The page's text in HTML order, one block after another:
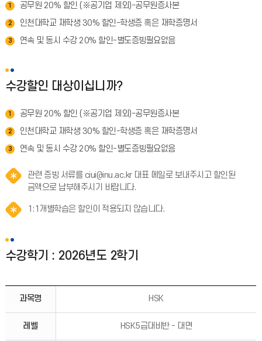
1 공무원 20% 할인 (※공기업 제외)-공무원증사본
2 인천대학교 재학생 30% 할인-학생증 혹은 재학증명서
3 연속 및 동시 수강 20% 할인-별도증빙필요없음
수강할인 대상이십니까?
1 공무원 20% 할인 (※공기업 제외)-공무원증사본
2 인천대학교 재학생 30% 할인-학생증 혹은 재학증명서
3 연속 및 동시 수강 20% 할인-별도증빙필요없음
관련 증빙 서류를 ciui@inu.ac.kr 대표 메일로 보내주시고 할인된
금액으로 납부해주시기 바랍니다.
1:1개별학습은 할인이 적용되지 않습니다.
수강학기 : 2026년도 2학기
과목명 HSK
레벨 HSK5급대비반 - 대면